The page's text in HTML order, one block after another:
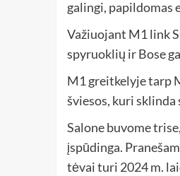
galingi, papildomas
Važiuojant M1 link
spyruoklių ir Bose
M1 greitkelyje tarp
šviesos, kuri
Salone buvome
įspūdinga.
tėvai turi 2024 m.